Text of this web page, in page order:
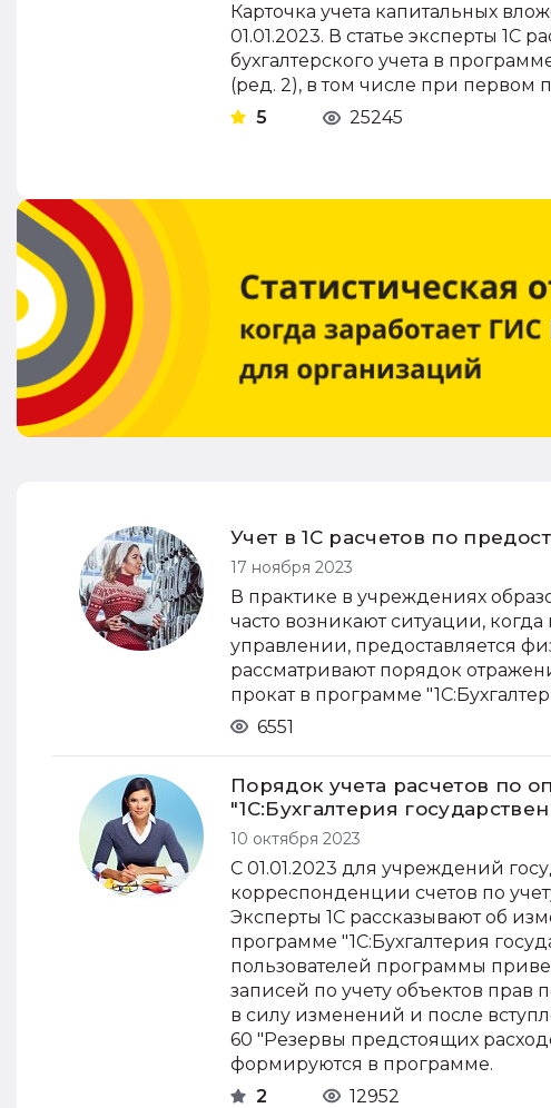
Карточка учета капитальных
01.01.2023. В статье эксперты 1С
бухгалтерского учета в
(ред. 2), в том числе при первом
5
25245
Учет в 1С расчетов по
17 ноября 2023
В практике в учреждениях
часто возникают ситуации,
управлении, предоставляется
рассматривают порядок
прокат в программе
6551
Порядок учета расчетов по
"1С:Бухгалтерия
10 октября 2023
С 01.01.2023 для учреждений
корреспонденции счетов по
Эксперты 1С рассказывают об
программе "1С:Бухгалтерия
пользователей программы
записей по учету объектов
в силу изменений и после
60 "Резервы предстоящих
формируются в программе.
2
12952